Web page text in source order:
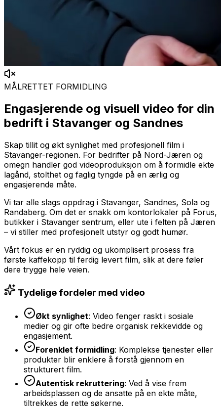
MÅLRETTET FORMIDLING
Engasjerende og visuell video for din
bedrift i Stavanger og Sandnes
Skap tillit og økt synlighet med profesjonell film i
Stavanger-regionen. For bedrifter på Nord-Jæren og
omegn handler god videoproduksjon om å formidle ekte
lagånd, stolthet og faglig tyngde på en ærlig og
engasjerende måte.
Vi tar alle slags oppdrag i Stavanger, Sandnes, Sola og
Randaberg. Om det er snakk om kontorlokaler på Forus,
butikker i Stavanger sentrum, eller ute i felten på Jæren
– vi stiller med profesjonelt utstyr og godt humør.
Vårt fokus er en ryddig og ukomplisert prosess fra
første kaffekopp til ferdig levert film, slik at dere føler
dere trygge hele veien.
Tydelige fordeler med video
Økt synlighet: Video fenger raskt i sosiale
medier og gir ofte bedre organisk rekkevidde og
engasjement.
Forenklet formidling: Komplekse tjenester eller
produkter blir enklere å forstå gjennom en
strukturert film.
Autentisk rekruttering: Ved å vise frem
arbeidsplassen og de ansatte på en ekte måte,
tiltrekkes de rette søkerne.